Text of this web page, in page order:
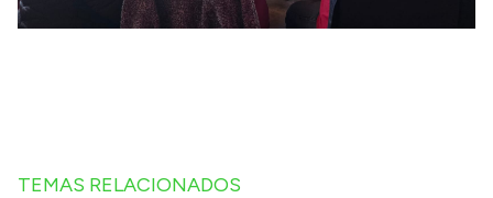
TEMAS RELACIONADOS